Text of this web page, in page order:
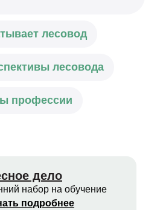
лесовод
лесовода
профессии
дело
набор на обучение
подробнее